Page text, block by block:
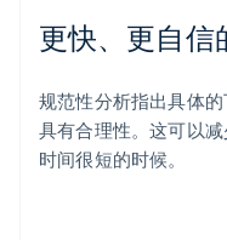
更快、更自信
规范性分析指出具体
具有合理性。这可以
时间很短的时候。